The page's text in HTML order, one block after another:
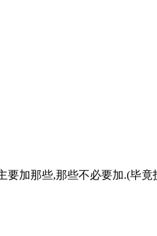
加那些,那些不必要加.(毕